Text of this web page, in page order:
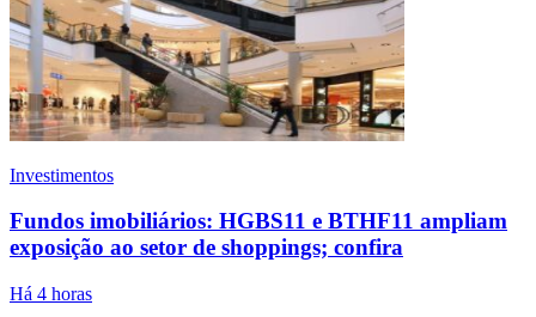
Investimentos
Fundos imobiliários: HGBS11 e BTHF11 ampliam
exposição ao setor de shoppings; confira
Há 4 horas